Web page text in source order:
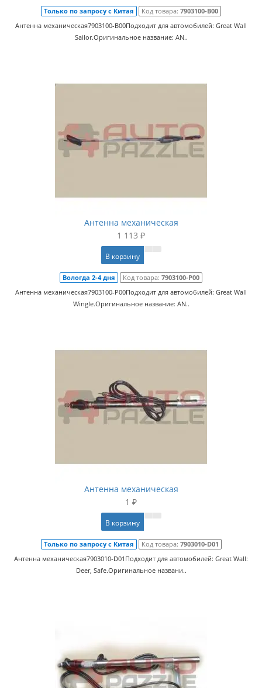
Только по запросу с Китая Код товара: 7903100-B00
Антенна механическая7903100-B00Подходит для автомобилей: Great Wall
Sailor.Оригинальное название: AN..
Антенна механическая
1 113 ₽
В корзину
Вологда 2-4 дня Код товара: 7903100-P00
Антенна механическая7903100-P00Подходит для автомобилей: Great Wall
Wingle.Оригинальное название: AN..
Антенна механическая
1 ₽
В корзину
Только по запросу с Китая Код товара: 7903010-D01
Антенна механическая7903010-D01Подходит для автомобилей: Great Wall:
Deer, Safe.Оригинальное названи..